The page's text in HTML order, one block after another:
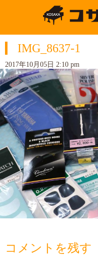
IMG_8637-1
2017年10月05日 2:10 pm
コメントを残す